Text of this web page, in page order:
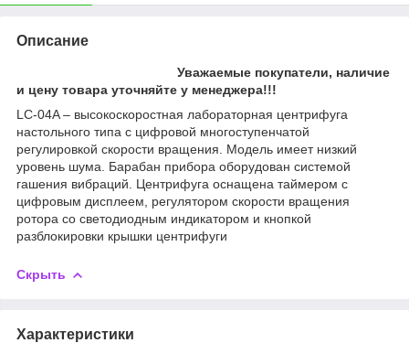
Описание
Уважаемые покупатели, наличие
и цену товара уточняйте у менеджера!!!
LC-04A – высокоскоростная лабораторная центрифуга
настольного типа с цифровой многоступенчатой
регулировкой скорости вращения. Модель имеет низкий
уровень шума. Барабан прибора оборудован системой
гашения вибраций. Центрифуга оснащена таймером с
цифровым дисплеем, регулятором скорости вращения
ротора со светодиодным индикатором и кнопкой
разблокировки крышки центрифуги
Скрыть
Характеристики